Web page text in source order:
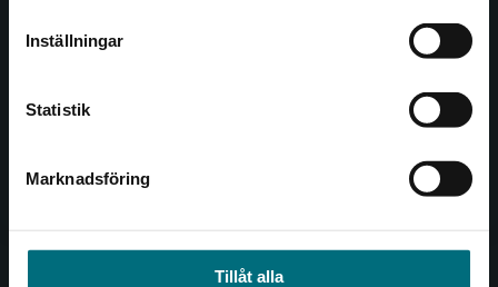
Inställningar
Statistik
Marknadsföring
Tillåt alla
Kontakta kundservice
Köpvillkor